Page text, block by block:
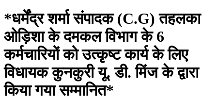
*धर्मेंद्र शर्मा संपादक (C.G) तहलका
ओड़िशा के दमकल विभाग के 6
कर्मचारियों को उत्कृष्ट कार्य के लिए
विधायक कुनकुरी यू. डी. मिंज के द्वारा
किया गया सम्मानित*